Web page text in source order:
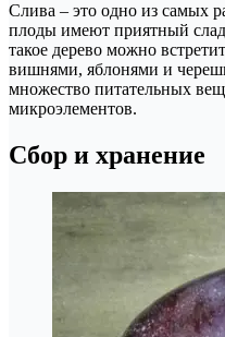
Слива – это одно из самых
плоды имеют приятный
такое дерево можно
вишнями, яблонями и
множество питательных
микроэлементов.
Сбор и хранение